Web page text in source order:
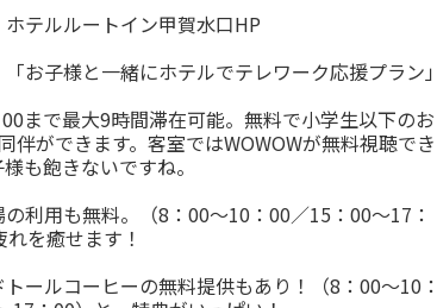
ホテルルートイン甲賀水口HP
「お子様と一緒にホテルでテレワーク応援プラン
まで最大9時間滞在可能。無料で小学生以下のお
伴ができます。客室ではWOWOWが無料視聴でき
も飽きないですね。
利用も無料。（8：00～10：00／15：00～17：
を癒せます！
トールコーヒーの無料提供もあり！（8：00～10